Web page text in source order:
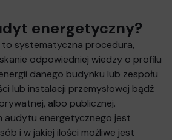
energetyczny?
systematyczna procedura,
odpowiedniej wiedzy o profilu
danego budynku lub zespołu
lub instalacji przemysłowej bądź
albo publicznej.
audytu energetycznego jest
i w jakiej ilości możliwe jest